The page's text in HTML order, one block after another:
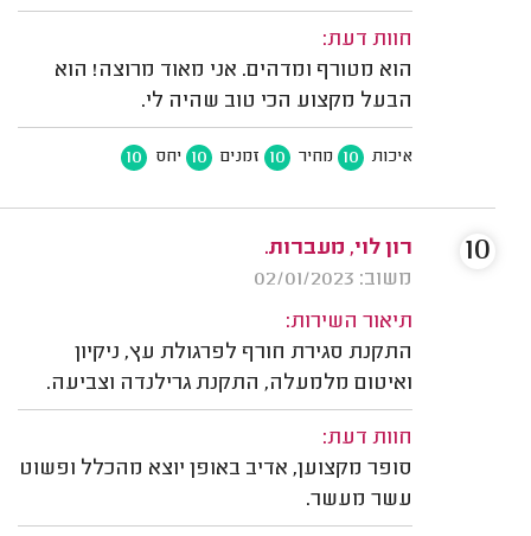
חוות דעת:
הוא מטורף ומדהים. אני מאוד מרוצה! הוא
הבעל מקצוע הכי טוב שהיה לי.
איכות 10 מחיר 10 זמנים 10 יחס 10
רון לוי, מעברות.
משוב: 02/01/2023
תיאור השירות:
התקנת סגירת חורף לפרגולת עץ, ניקיון
ואיטום מלמעלה, התקנת גרילנדה וצביעה.
חוות דעת:
סופר מקצוען, אדיב באופן יוצא מהכלל ופשוט
עשר מעשר.
10